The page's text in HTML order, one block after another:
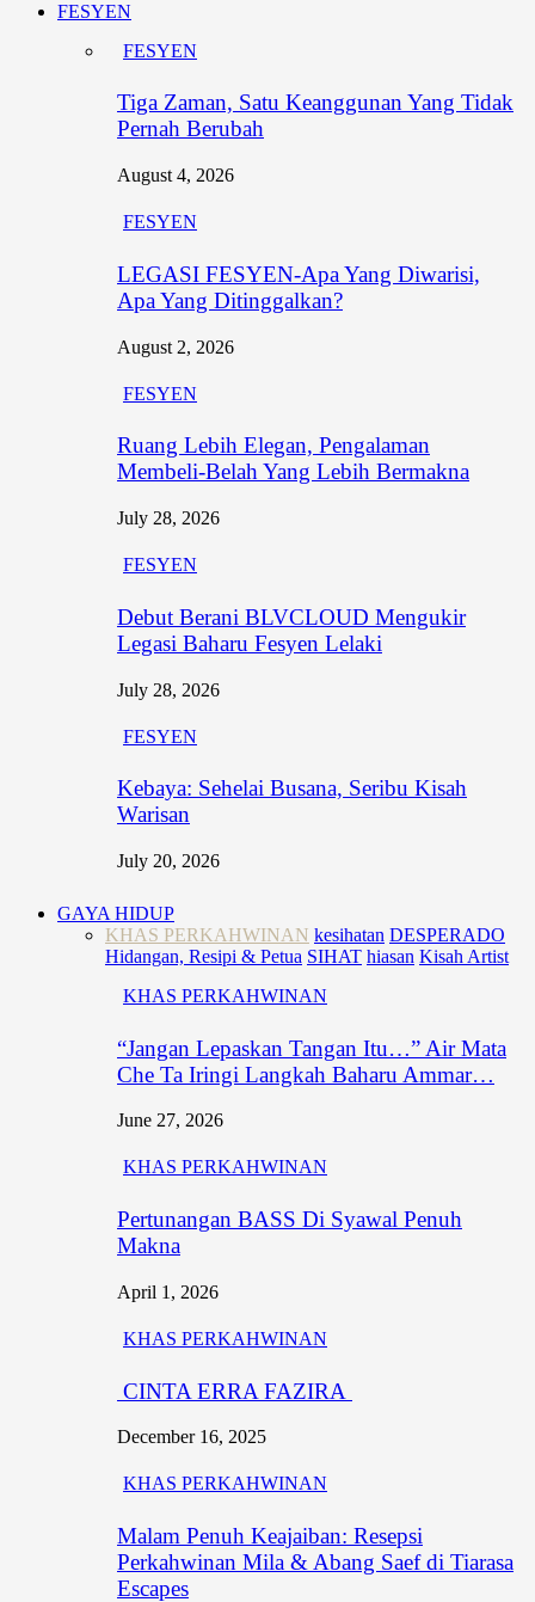
FESYEN
FESYEN
Tiga Zaman, Satu Keanggunan Yang Tidak
Pernah Berubah
August 4, 2026
FESYEN
LEGASI FESYEN-Apa Yang Diwarisi,
Apa Yang Ditinggalkan?
August 2, 2026
FESYEN
Ruang Lebih Elegan, Pengalaman
Membeli-Belah Yang Lebih Bermakna
July 28, 2026
FESYEN
Debut Berani BLVCLOUD Mengukir
Legasi Baharu Fesyen Lelaki
July 28, 2026
FESYEN
Kebaya: Sehelai Busana, Seribu Kisah
Warisan
July 20, 2026
GAYA HIDUP
KHAS PERKAHWINAN kesihatan DESPERADO
Hidangan, Resipi & Petua SIHAT hiasan Kisah Artist
KHAS PERKAHWINAN
“Jangan Lepaskan Tangan Itu…” Air Mata
Che Ta Iringi Langkah Baharu Ammar…
June 27, 2026
KHAS PERKAHWINAN
Pertunangan BASS Di Syawal Penuh
Makna
April 1, 2026
KHAS PERKAHWINAN
CINTA ERRA FAZIRA
December 16, 2025
KHAS PERKAHWINAN
Malam Penuh Keajaiban: Resepsi
Perkahwinan Mila & Abang Saef di Tiarasa
Escapes